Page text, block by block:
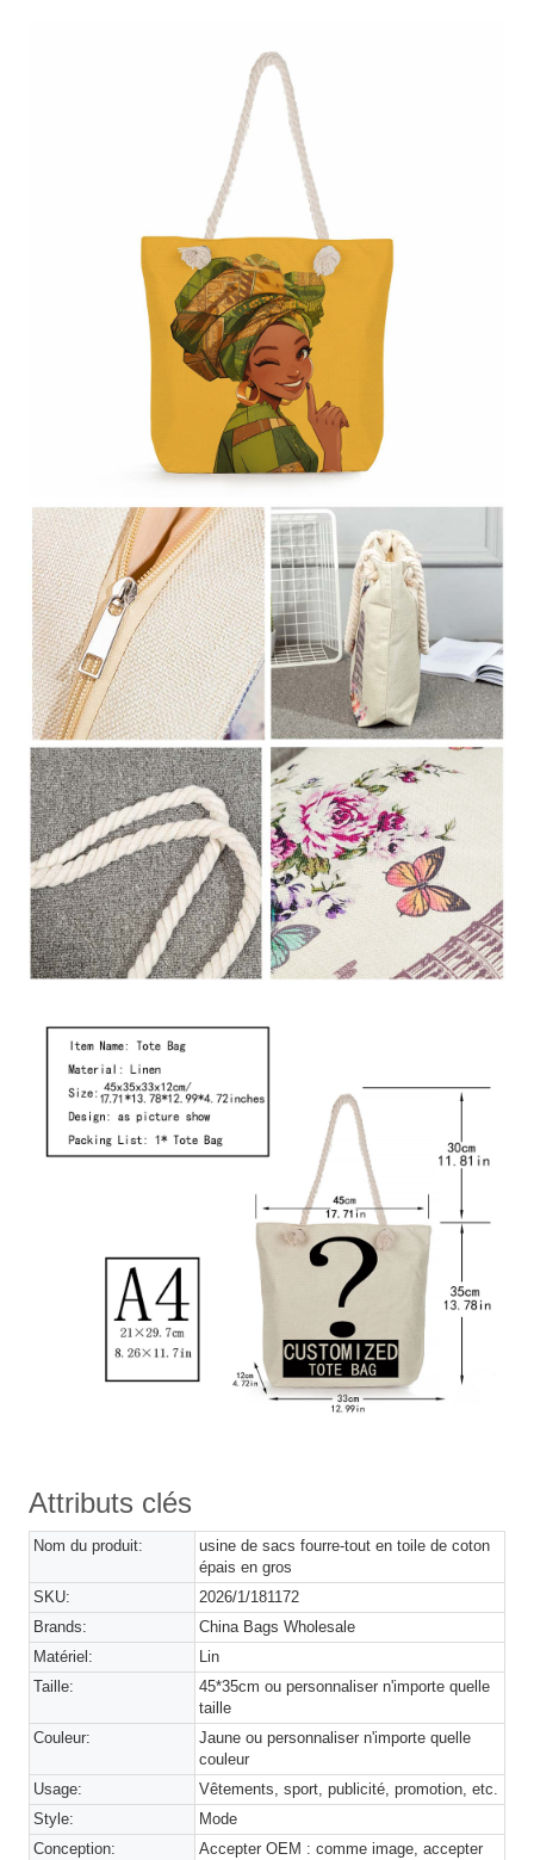
Attributs clés
Nom du produit:
usine de sacs fourre-tout en toile de coton
épais en gros
SKU:
2026/1/181172
Brands:
China Bags Wholesale
Matériel:
Lin
Taille:
45*35cm ou personnaliser n'importe quelle
taille
Couleur:
Jaune ou personnaliser n'importe quelle
couleur
Usage:
Vêtements, sport, publicité, promotion, etc.
Style:
Mode
Conception:
Accepter OEM : comme image, accepter